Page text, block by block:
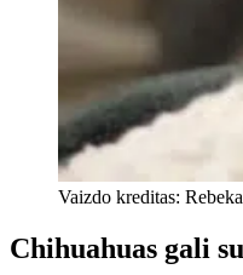
Vaizdo kreditas:
Chihuahuas gali